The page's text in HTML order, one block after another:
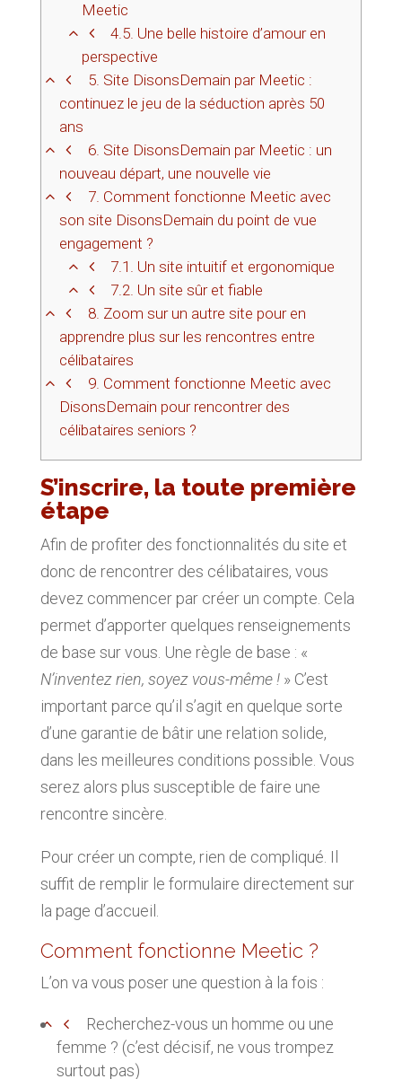
Meetic
4.5. Une belle histoire d’amour en
perspective
5. Site DisonsDemain par Meetic :
continuez le jeu de la séduction après 50
ans
6. Site DisonsDemain par Meetic : un
nouveau départ, une nouvelle vie
7. Comment fonctionne Meetic avec
son site DisonsDemain du point de vue
engagement ?
7.1. Un site intuitif et ergonomique
7.2. Un site sûr et fiable
8. Zoom sur un autre site pour en
apprendre plus sur les rencontres entre
célibataires
9. Comment fonctionne Meetic avec
DisonsDemain pour rencontrer des
célibataires seniors ?
S’inscrire, la toute première
étape
Afin de profiter des fonctionnalités du site et
donc de rencontrer des célibataires, vous
devez commencer par créer un compte. Cela
permet d’apporter quelques renseignements
de base sur vous. Une règle de base : «
N’inventez rien, soyez vous-même !» C’est
important parce qu’il s’agit en quelque sorte
d’une garantie de bâtir une relation solide,
dans les meilleures conditions possible. Vous
serez alors plus susceptible de faire une
rencontre sincère.
Pour créer un compte, rien de compliqué. Il
suffit de remplir le formulaire directement sur
la page d’accueil.
Comment fonctionne Meetic ?
L’on va vous poser une question à la fois :
Recherchez-vous un homme ou une
femme ? (c’est décisif, ne vous trompez
surtout pas)